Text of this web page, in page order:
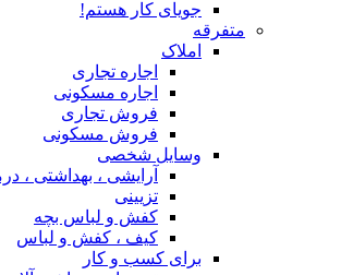
جویای کار هستم!
متفرقه
املاک
اجاره تجاری
اجاره مسکونی
فروش تجاری
فروش مسکونی
وسایل شخصی
آرایشی ، بهداشتی ،
تزیینی
کفش و لباس بچه
کیف ، کفش و لباس
برای کسب و کار